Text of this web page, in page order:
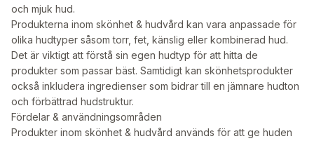
och mjuk hud.
Produkterna inom skönhet & hudvård kan vara anpassade för
olika hudtyper såsom torr, fet, känslig eller kombinerad hud.
Det är viktigt att förstå sin egen hudtyp för att hitta de
produkter som passar bäst. Samtidigt kan skönhetsprodukter
också inkludera ingredienser som bidrar till en jämnare hudton
och förbättrad hudstruktur.
Fördelar & användningsområden
Produkter inom skönhet & hudvård används för att ge huden